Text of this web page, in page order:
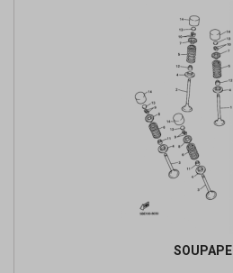
SOUPAPE